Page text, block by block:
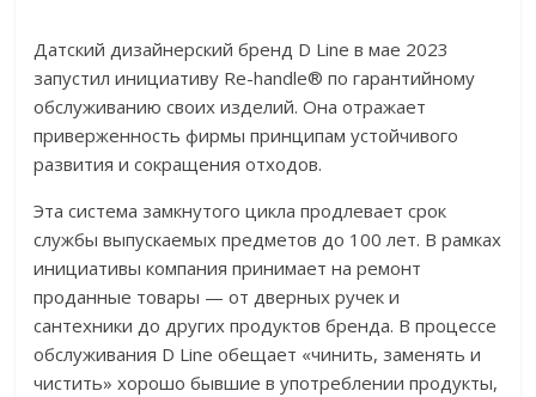
Датский дизайнерский бренд D Line в мае 2023
запустил инициативу Re-handle® по гарантийному
обслуживанию своих изделий. Она отражает
приверженность фирмы принципам устойчивого
развития и сокращения отходов.
Эта система замкнутого цикла продлевает срок
службы выпускаемых предметов до 100 лет. В рамках
инициативы компания принимает на ремонт
проданные товары — от дверных ручек и
сантехники до других продуктов бренда. В процессе
обслуживания D Line обещает «чинить, заменять и
чистить» хорошо бывшие в употреблении продукты,